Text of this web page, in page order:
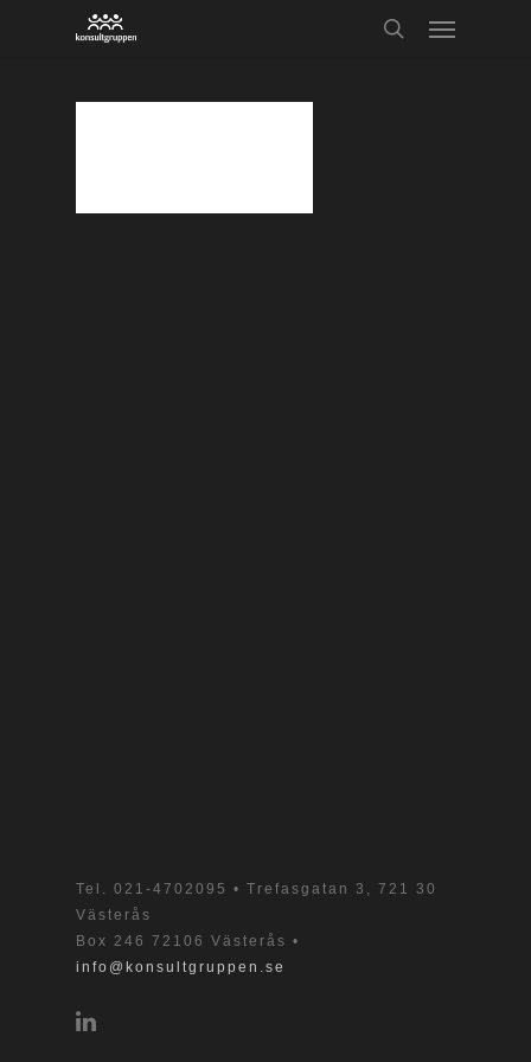
Tel. 021-4702095 • Trefasgatan 3, 721 30
Västerås
Box 246 72106 Västerås •
info@konsultgruppen.se